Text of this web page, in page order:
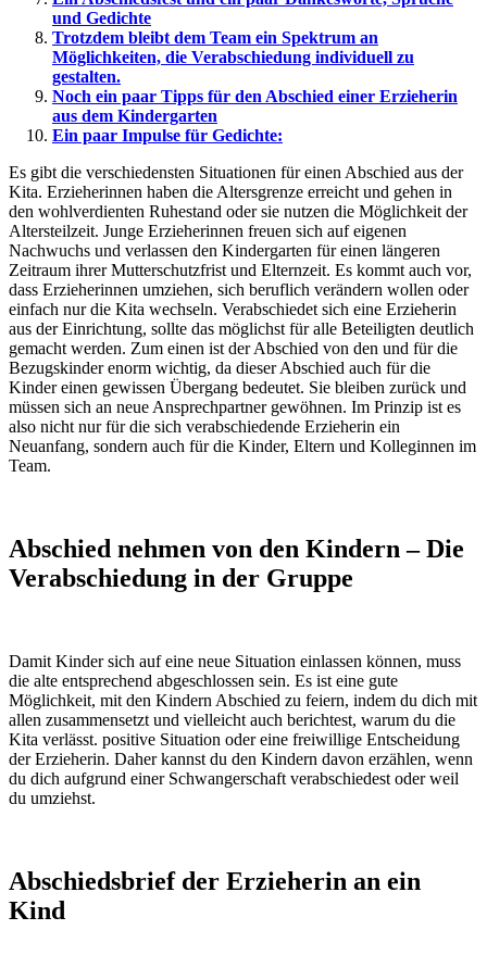
und Gedichte
Trotzdem bleibt dem Team ein Spektrum an
Möglichkeiten, die Verabschiedung individuell zu
gestalten.
Noch ein paar Tipps für den Abschied einer Erzieherin
aus dem Kindergarten
Ein paar Impulse für Gedichte:
Es gibt die verschiedensten Situationen für einen Abschied aus der
Kita. Erzieherinnen haben die Altersgrenze erreicht und gehen in
den wohlverdienten Ruhestand oder sie nutzen die Möglichkeit der
Altersteilzeit. Junge Erzieherinnen freuen sich auf eigenen
Nachwuchs und verlassen den Kindergarten für einen längeren
Zeitraum ihrer Mutterschutzfrist und Elternzeit. Es kommt auch vor,
dass Erzieherinnen umziehen, sich beruflich verändern wollen oder
einfach nur die Kita wechseln. Verabschiedet sich eine Erzieherin
aus der Einrichtung, sollte das möglichst für alle Beteiligten deutlich
gemacht werden. Zum einen ist der Abschied von den und für die
Bezugskinder enorm wichtig, da dieser Abschied auch für die
Kinder einen gewissen Übergang bedeutet. Sie bleiben zurück und
müssen sich an neue Ansprechpartner gewöhnen. Im Prinzip ist es
also nicht nur für die sich verabschiedende Erzieherin ein
Neuanfang, sondern auch für die Kinder, Eltern und Kolleginnen im
Team.
Abschied nehmen von den Kindern – Die
Verabschiedung in der Gruppe
Damit Kinder sich auf eine neue Situation einlassen können, muss
die alte entsprechend abgeschlossen sein. Es ist eine gute
Möglichkeit, mit den Kindern Abschied zu feiern, indem du dich mit
allen zusammensetzt und vielleicht auch berichtest, warum du die
Kita verlässt. positive Situation oder eine freiwillige Entscheidung
der Erzieherin. Daher kannst du den Kindern davon erzählen, wenn
du dich aufgrund einer Schwangerschaft verabschiedest oder weil
du umziehst.
Abschiedsbrief der Erzieherin an ein
Kind